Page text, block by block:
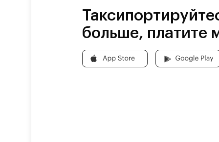
больше, платите